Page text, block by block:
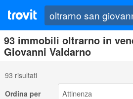
93 immobili oltrarno in
Giovanni Valdarno
93 risultati
Ordina per